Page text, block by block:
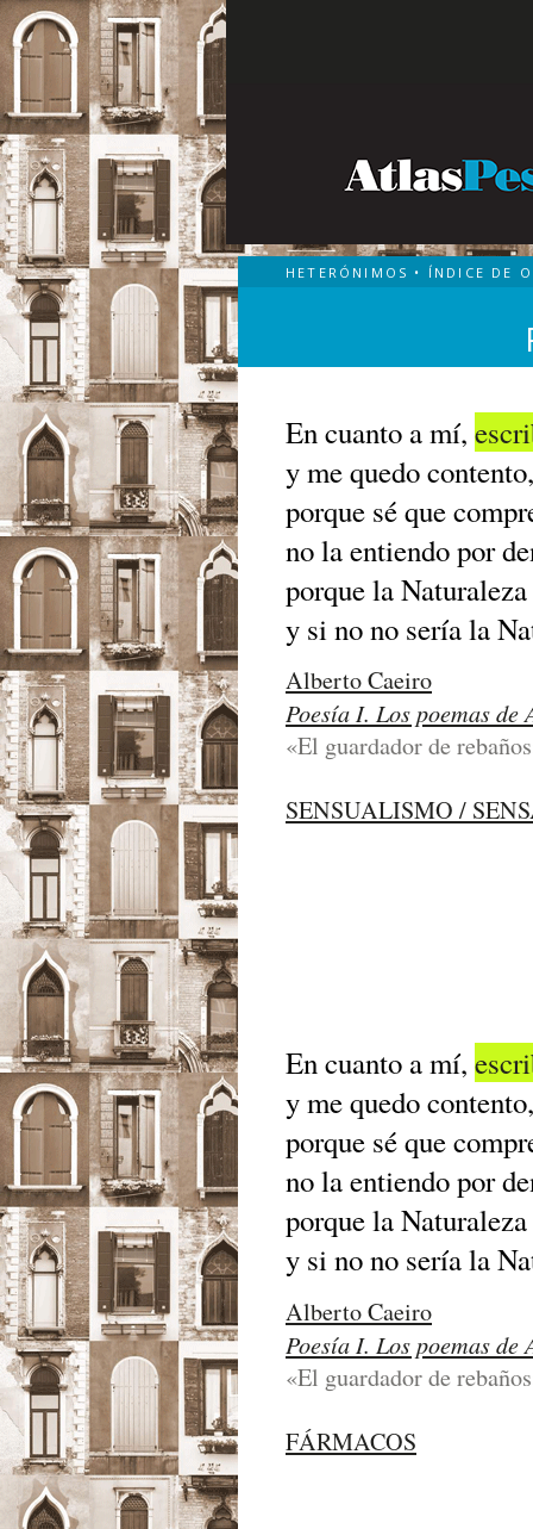
HETERÓNIMOS • ÍNDICE DE
En cuanto a mí,
y me quedo contento,
porque sé que
no la entiendo por
porque la
y si no no sería la
Alberto Caeiro
Poesía I. Los poemas
«El guardador de
SENSUALISMO /
En cuanto a mí,
y me quedo contento,
porque sé que
no la entiendo por
porque la
y si no no sería la
Alberto Caeiro
Poesía I. Los poemas
«El guardador de
FÁRMACOS